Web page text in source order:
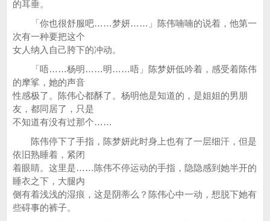
的耳垂。
「你也很舒服吧……梦妍……」陈伟喃喃的说着，他第一
次有一种要把这个
女人纳入自己胯下的冲动。
「唔……杨明……明……唔」陈梦妍低吟着，感受着陈伟
的摩挲，她的声音
性感极了。陈伟心都酥了。杨明他是知道的，是姐姐的男朋
友，都同居了，只是
不知道有没有过那个……
陈伟停下了手指，陈梦妍此时身上也有了一层细汗，但是
依旧熟睡着，紧闭
着眼睛。这里是……陈伟不停运动的手指，隐隐感到她半开的
睡衣之下，大腿内
侧有着浅浅的湿痕，这是阴蒂么？陈伟心中一动，想脱下她有
些碍事的裤子。